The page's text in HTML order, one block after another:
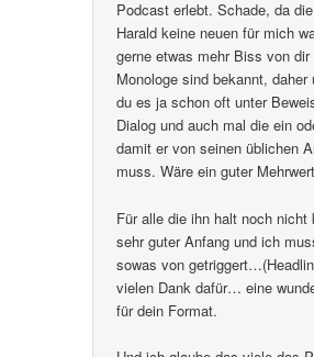
Podcast erlebt. Schade, da
Harald keine neuen für mich
gerne etwas mehr Biss von
Monologe sind bekannt,
du es ja schon oft unter
Dialog und auch mal die ein
damit er von seinen üblichen
muss. Wäre ein guter
Für alle die ihn halt noch nicht
sehr guter Anfang und ich
sowas von
vielen Dank dafür… eine
für dein Format.